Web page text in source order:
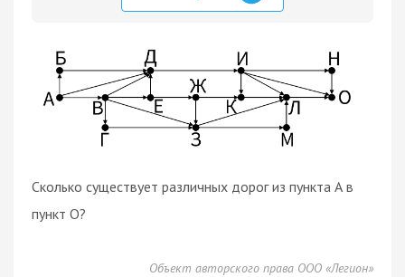
Сколько существует различных дорог из пункта А в
пункт О?
Объект авторского права ООО «Легион»